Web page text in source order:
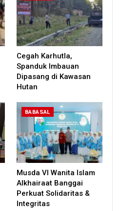
Cegah Karhutla,
Spanduk Imbauan
Dipasang di Kawasan
Hutan
BABASAL
Musda VI Wanita Islam
Alkhairaat Banggai
Perkuat Solidaritas &
Integritas